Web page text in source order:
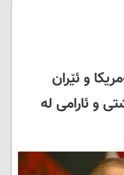
و ئێران
و ئارامی لە